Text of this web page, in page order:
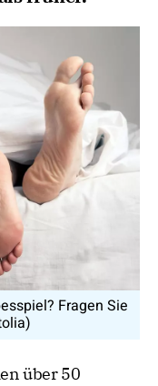
Fragen Sie
über 50